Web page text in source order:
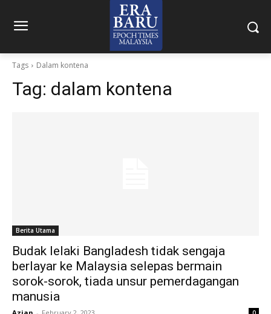
Tags Dalam kontena
Tag: dalam kontena
Berita Utama
Budak lelaki Bangladesh tidak sengaja
berlayar ke Malaysia selepas bermain
sorok-sorok, tiada unsur pemerdagangan
manusia